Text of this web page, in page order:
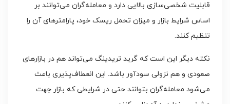
قابلیت شخصی‌سازی بالایی دارد و معامله‌گران می‌توانند بر
اساس شرایط بازار و میزان تحمل ریسک خود، پارامترهای آن را
تنظیم کنند.
نکته دیگر این است که گرید تریدینگ می‌تواند هم در بازارهای
صعودی و هم نزولی سودآور باشد. این انعطاف‌پذیری باعث
می‌شود معامله‌گران بتوانند حتی در شرایطی که بازار جهت